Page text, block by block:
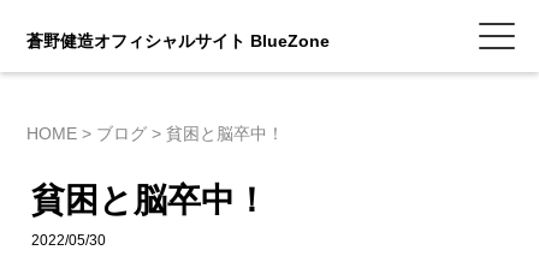
蒼野健造オフィシャルサイト BlueZone
HOME > ブログ >貧困と脳卒中！
貧困と脳卒中！
2022/05/30